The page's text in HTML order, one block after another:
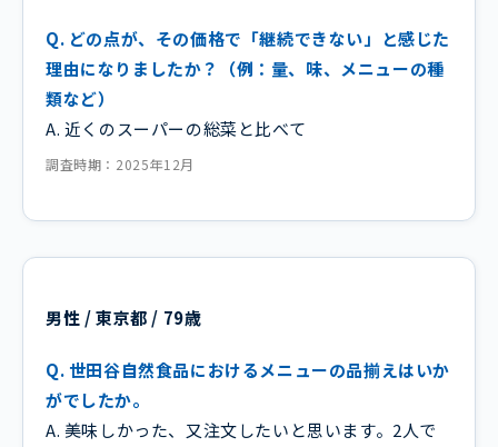
Q. どの点が、その価格で「継続できない」と感じた
理由になりましたか？（例：量、味、メニューの種
類など）
A. 近くのスーパーの総菜と比べて
調査時期：2025年12月
男性 / 東京都 / 79歳
Q. 世田谷自然食品におけるメニューの品揃えはいか
がでしたか。
A. 美味しかった、又注文したいと思います。2人で